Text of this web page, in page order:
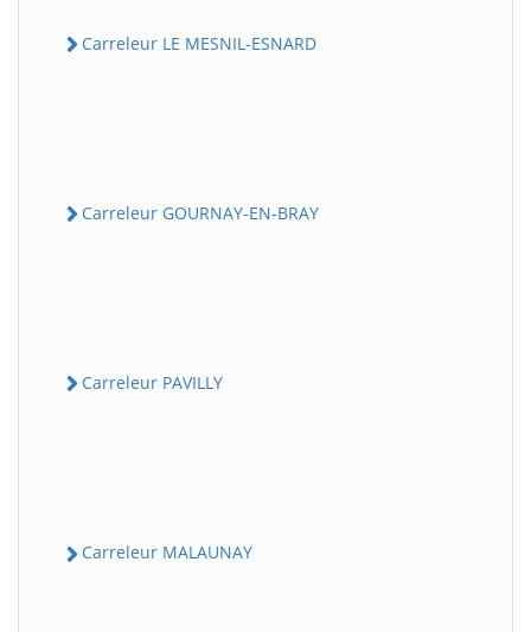
Carreleur LE MESNIL-ESNARD
Carreleur GOURNAY-EN-BRAY
Carreleur PAVILLY
Carreleur MALAUNAY